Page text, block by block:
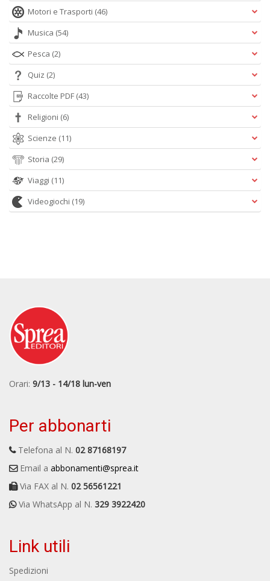
Motori e Trasporti (46)
Musica (54)
Pesca (2)
Quiz (2)
Raccolte PDF (43)
Religioni (6)
Scienze (11)
Storia (29)
Viaggi (11)
Videogiochi (19)
Orari: 9/13 - 14/18 lun-ven
Per abbonarti
Telefona al N. 02 87168197
Email a abbonamenti@sprea.it
Via FAX al N. 02 56561221
Via WhatsApp al N. 329 3922420
Link utili
Spedizioni